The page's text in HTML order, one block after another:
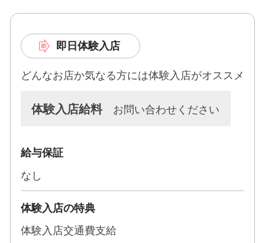
『 在籍キャストの年齢層が少し若い 』
とお店選びの候補から外れてしまうことに、
日々やるせない気持ちを抱いておりました…
しかしこの度！
28歳～39歳までの女性を対象にした
RANKAN Ma cherie-マシェリ-
それに伴い、当店で働いてくれる女性を
大・大・大募集しております☆
『 人妻店はなんか違う 』
『 でも今あるお店は私には若いなあ 』
そんな声に応えられる時がやってきたのです。
即日体験入店
どんなお店か気なる方には体験入店がオススメ
体験入店給料 お問い合わせください
給与保証
なし
体験入店の特典
体験入店交通費支給